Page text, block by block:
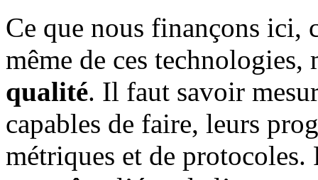
Ce que nous finançons ici,
même de ces technologies,
qualité. Il faut savoir
capables de faire, leurs
métriques et de